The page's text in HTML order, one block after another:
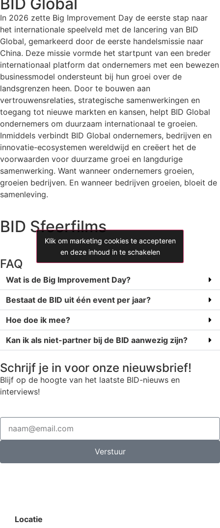
In 2026 zette Big Improvement Day de eerste stap naar
het internationale speelveld met de lancering van BID
Global, gemarkeerd door de eerste handelsmissie naar
China. Deze missie vormde het startpunt van een breder
internationaal platform dat ondernemers met een bewezen
businessmodel ondersteunt bij hun groei over de
landsgrenzen heen. Door te bouwen aan
vertrouwensrelaties, strategische samenwerkingen en
toegang tot nieuwe markten en kansen, helpt BID Global
ondernemers om duurzaam internationaal te groeien.
Inmiddels verbindt BID Global ondernemers, bedrijven en
innovatie-ecosystemen wereldwijd en creëert het de
voorwaarden voor duurzame groei en langdurige
samenwerking. Want wanneer ondernemers groeien,
groeien bedrijven. En wanneer bedrijven groeien, bloeit de
samenleving.
BID Sfeerfilms
Klik om marketing cookies te accepteren
en deze inhoud in te schakelen
Klik om marketing cookies te accepteren
en deze inhoud in te schakelen
Klik om marketing cookies te accepteren
en deze inhoud in te schakelen
FAQ
Wat is de Big Improvement Day?
Bestaat de BID uit één event per jaar?
Hoe doe ik mee?
Kan ik als niet-partner bij de BID aanwezig zijn?
Schrijf je in voor onze nieuwsbrief!
Blijf op de hoogte van het laatste BID-nieuws en
interviews!
Verstuur
Locatie